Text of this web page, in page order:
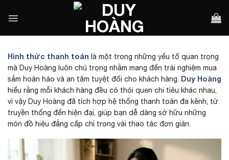
qua
Hình thức thanh toán là một trong những yếu tố quan trọng
mà Duy Hoàng luôn chú trọng nhằm mang đến trải nghiệm mua
sắm hoàn hảo và an tâm tuyệt đối cho khách hàng. Duy Hoàng
hiểu rằng mỗi khách hàng đều có thói quen chi tiêu khác nhau,
vì vậy Duy Hoàng đã tích hợp hệ thống thanh toán đa kênh, từ
truyền thống đến hiện đại, giúp bạn dễ dàng sở hữu những
món đồ hiệu đẳng cấp chỉ trong vài thao tác đơn giản.